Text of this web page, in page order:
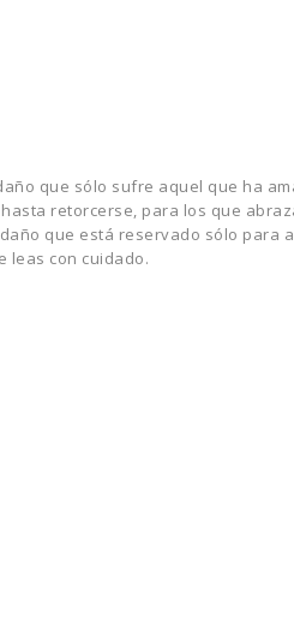
que sólo sufre aquel que ha
retorcerse, para los que
que está reservado sólo para
leas con cuidado.